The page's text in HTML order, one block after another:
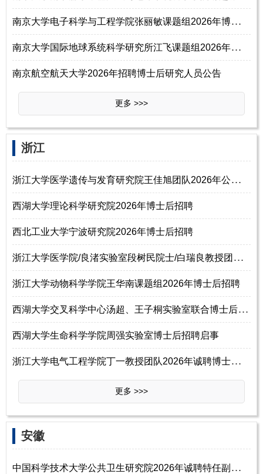
南
京大学电子科学与工程学院张丽敏课题组2026年博士后招聘公告
南
京大学国际地球系统科学研究所江飞课题组2026年博士后招聘公告
南京航空航天大学2026年招聘博士后研究人员公告
更多 >>>
‌‌浙江
浙
江大学医学遗传与发育研究院王佳旭团队2026年公开招聘博士后、科研助理
西湖大学理论科学研究院2026年博士后招聘
西北工业大学宁波研究院2026年博士后招聘
浙
江大学医学院/良渚实验室段树民院士/白瑞良教授团队2026年诚聘博士后（神经
浙江大学动物科学学院王华南课题组2026年博士后招聘
西
湖大学交叉科学中心汤超、王子桐实验室联合博士后招聘启事
西湖大学生命科学学院周强实验室博士后招聘启事
浙
江大学电气工程学院丁一教授团队2026年诚聘博士后（二）
更多 >>>
‌‌安徽
中
国科学技术大学公共卫生研究院2026年诚聘特任副研究员和博士后